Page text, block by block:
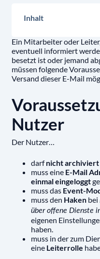
Inhalt
Ein Mitarbeiter oder
eventuell informiert
besetzt ist oder jemand
müssen folgende
Versand dieser E-Mail
Nutzer
Der Nutzer…
darfnicht archiviert
muss eine E-Mail
einmal eingeloggt
muss das Event-
muss den Haken bei
über offene Dienste
eigenen
haben.
muss in der zum
eine Leiterrolle